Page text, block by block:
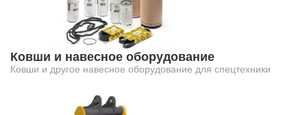
Ковши и навесное оборудование
Ковши и другое навесное оборудование для спецтехники